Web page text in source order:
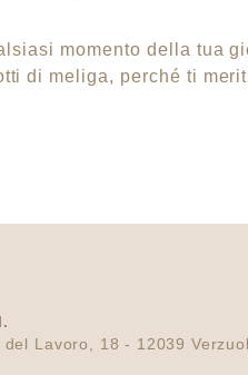
momento della tua
di meliga, perché ti
Lavoro, 18 - 12039